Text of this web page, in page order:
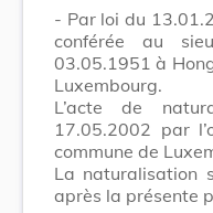
- Par loi du
conférée au
03.05.1951 à
Luxembourg.
L’acte de
17.05.2002 par
commune de
La naturalisation
après la présente